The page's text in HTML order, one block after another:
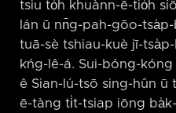
tsiu to̍h khuànn-ē-tio̍h
lán ū nn̄g-pah-gōo-
tuā-sè tshiau-kuè jī-
kńg-lê-á. Sui-bóng-
ê Sian-lú-tsō sing-hûn ū
ē-tàng ti̍t-tsiap iōng